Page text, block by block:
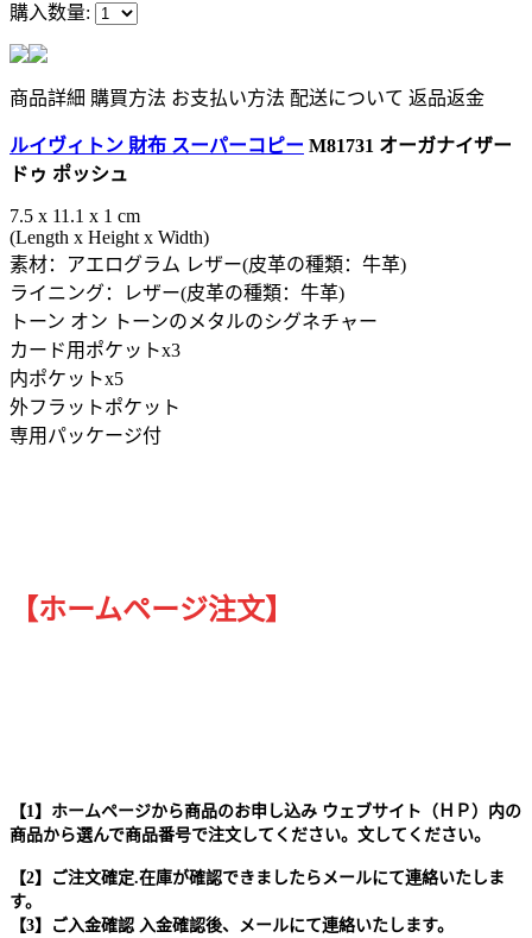
購入数量:
商品詳細 購買方法 お支払い方法 配送について 返品返金
ルイヴィトン 財布 スーパーコピー M81731 オーガナイザー
ドゥ ポッシュ
7.5 x 11.1 x 1 cm
(Length x Height x Width)
素材：アエログラム レザー(皮革の種類：牛革)
ライニング：レザー(皮革の種類：牛革)
トーン オン トーンのメタルのシグネチャー
カード用ポケットx3
内ポケットx5
外フラットポケット
専用パッケージ付
【ホームページ注文】
【1】ホームページから商品のお申し込み ウェブサイト（ＨＰ）内の
商品から選んで商品番号で注文してください。文してください。
【2】ご注文確定.在庫が確認できましたらメールにて連絡いたしま
す。
【3】ご入金確認 入金確認後、メールにて連絡いたします。